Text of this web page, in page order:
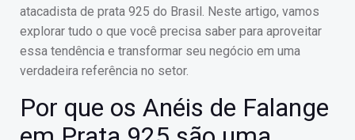
atacadista de prata 925 do Brasil. Neste artigo, vamos
explorar tudo o que você precisa saber para aproveitar
essa tendência e transformar seu negócio em uma
verdadeira referência no setor.
Por que os Anéis de Falange